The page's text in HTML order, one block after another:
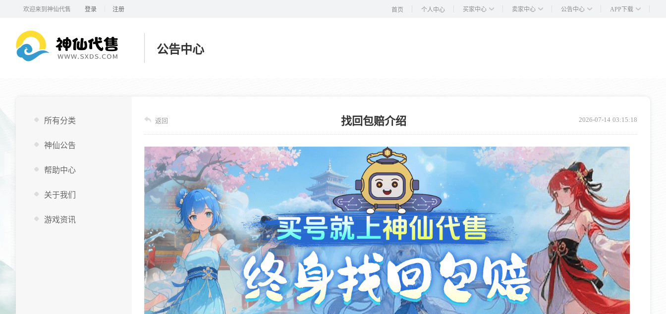
欢迎来到神仙代售 登录 注册 首页 个人中心 买家中心 卖家中心 公告中心 APP下载
公告中心
所有分类
神仙公告
帮助中心
关于我们
游戏资讯
返回 找回包赔介绍 2026-07-14 03:15:18